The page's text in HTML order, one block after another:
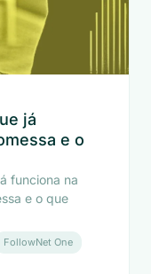
já
e o
funciona na
e o que
FollowNet One